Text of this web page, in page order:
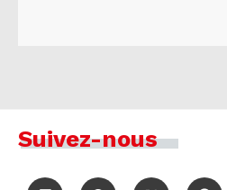
Suivez-nous